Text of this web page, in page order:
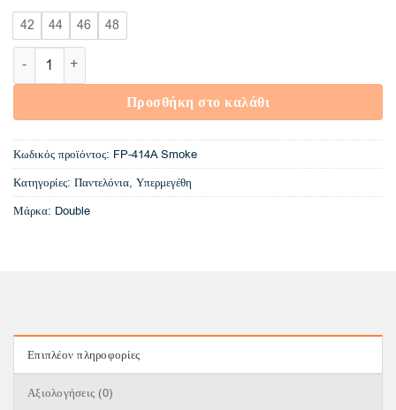
42 44 46 48
FP-414A DoublePants Five Pockets (Mεγάλα Μεγέθη) Smoke
Προσθήκη στο καλάθι
Κωδικός προϊόντος: FP-414A Smoke
Κατηγορίες: Παντελόνια, Υπερμεγέθη
Μάρκα: Double
Επιπλέον πληροφορίες
Αξιολογήσεις (0)